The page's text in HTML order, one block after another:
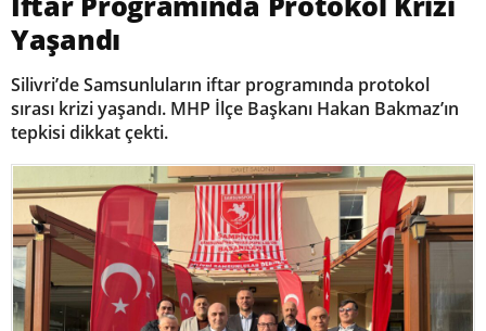
Yaşandı
Silivri’de Samsunluların iftar programında protokol
sırası krizi yaşandı. MHP İlçe Başkanı Hakan Bakmaz’ın
tepkisi dikkat çekti.